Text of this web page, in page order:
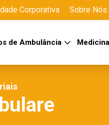
Sobre Nós
Corporativa
de Ambulância